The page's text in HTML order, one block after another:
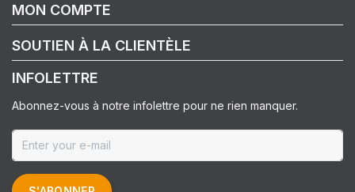
MON COMPTE
SOUTIEN À LA CLIENTÈLE
INFOLETTRE
Abonnez-vous à notre infolettre pour ne rien manquer.